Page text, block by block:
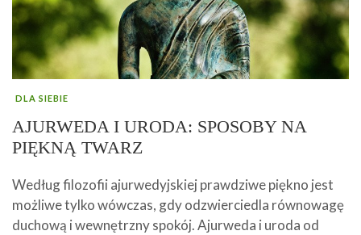
DLA SIEBIE
AJURWEDA I URODA: SPOSOBY NA
PIĘKNĄ TWARZ
Według filozofii ajurwedyjskiej prawdziwe piękno jest
możliwe tylko wówczas, gdy odzwierciedla równowagę
duchową i wewnętrzny spokój. Ajurweda i uroda od